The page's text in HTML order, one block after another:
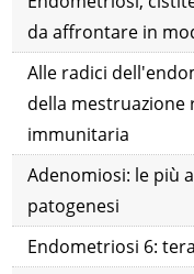
da affrontare in
Alle radici
della mestruazione
immunitaria
Adenomiosi: le più
patogenesi
Endometriosi 6: